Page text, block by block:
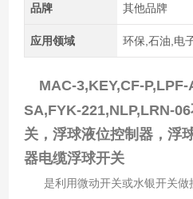
品牌 其他品牌
应用领域 环保,石油,电
MAC-3,KEY,CF-P,LPF-
SA,FYK-221,NLP,LRN-
关，浮球液位控制器，浮
器电缆浮球开关
是利用微动开关或水银开关